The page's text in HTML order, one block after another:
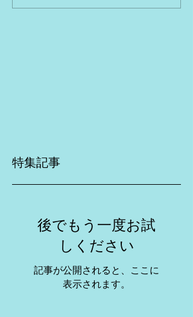
特集記事
後でもう一度お試
しください
記事が公開されると、ここに
表示されます。